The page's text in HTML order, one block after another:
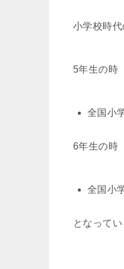
小学校時
5年生の時
全国小
6年生の時
全国小
となってい